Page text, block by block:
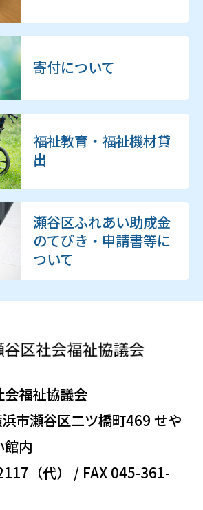
寄付について
福祉教育・福祉機材貸
出
瀬谷区ふれあい助成金
のてびき・申請書等に
ついて
福祉協議会
市瀬谷区二ツ橋町469 せや
館内
（代） / FAX 045-361-